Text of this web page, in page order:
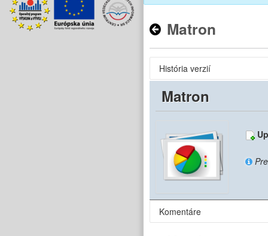
Matron
História verzií
Matron
Komentáre